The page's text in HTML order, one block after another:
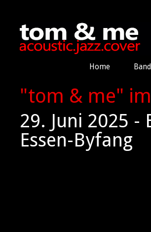
Home Band
"tom & me"
29. Juni 2025 -
Essen-Byfang